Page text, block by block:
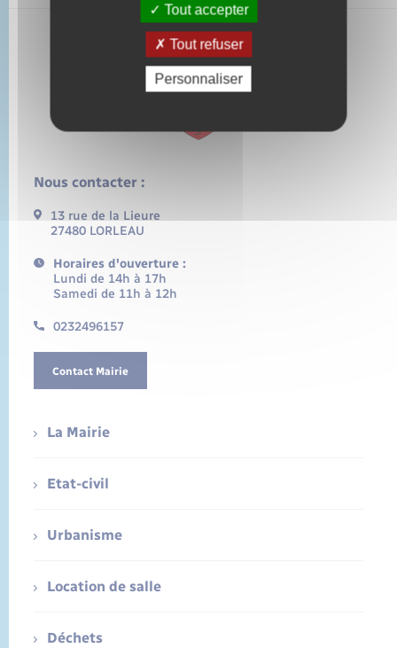
Nous contacter :
13 rue de la Lieure
27480 LORLEAU
Horaires d'ouverture :
Lundi de 14h à 17h
Samedi de 11h à 12h
0232496157
Contact Mairie
La Mairie
Etat-civil
Urbanisme
Location de salle
Déchets
Tout accepter
Tout refuser
Personnaliser